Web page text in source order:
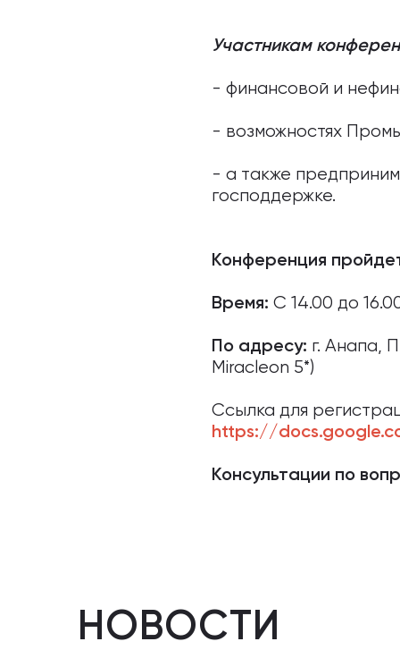
Участникам
- финансовой и
- возможностях
- а также
господдержке.
Конференция
Время: С 14.00 до
По адресу: г. Анапа,
Miracleon 5*)
Ссылка для
https://
Консультации по
НОВОСТИ